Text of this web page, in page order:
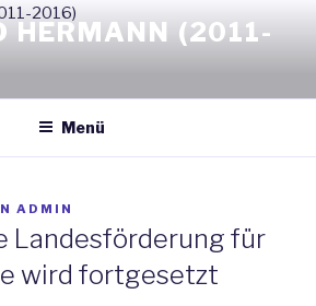
HERMANN (2011-
Menü
ADMIN
Landesförderung für
wird fortgesetzt